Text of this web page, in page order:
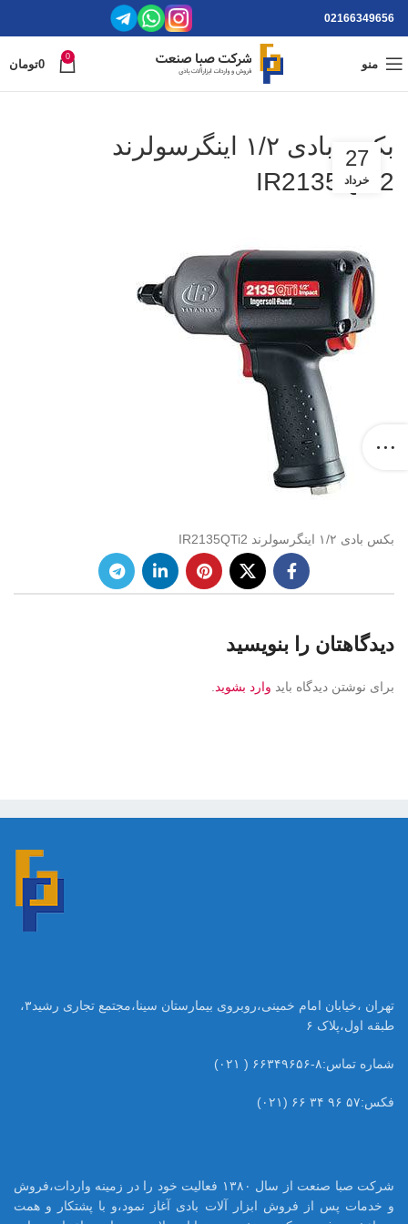
02166349656
منو
0
0تومان
بکس بادی ۱/۲ اینگرسولرند
IR2135QTi2
27
خرداد
بکس بادی ۱/۲ اینگرسولرند IR2135QTi2
دیدگاهتان را بنویسید
برای نوشتن دیدگاه باید وارد بشوید
تهران ،خیابان امام خمینی،روبروی بیمارستان سینا،مجتمع تجاری رشید۳،
طبقه اول،پلاک ۶
شماره تماس:۸-۶۶۳۴۹۶۵۶ ( ۰۲۱)
فکس:۵۷ ۹۶ ۳۴ ۶۶ (۰۲۱)
شرکت صبا صنعت از سال ۱۳۸۰ فعالیت خود را در زمینه واردات،فروش
و خدمات پس از فروش ابزار آلات بادی آغاز نمود،و با پشتکار و همت